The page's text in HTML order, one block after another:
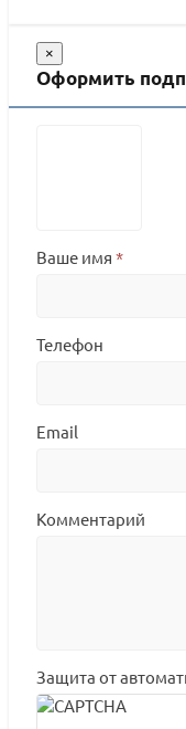
×
Оформить
Ваше имя *
Телефон
Email
Комментарий
Защита от